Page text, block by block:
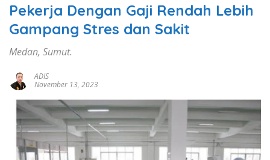
Pekerja Dengan Gaji Rendah Lebih
Gampang Stres dan Sakit
Medan, Sumut.
ADIS
November 13, 2023